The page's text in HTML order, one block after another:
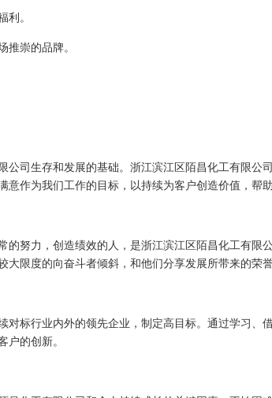
利。
推崇的品牌。
公司生存和发展的基础。浙江滨江区陌昌化工有限
意作为我们工作的目标，以持续为客户创造价值，帮
的努力，创造绩效的人，是浙江滨江区陌昌化工有
大限度的向奋斗者倾斜，和他们分享发展所带来的荣
对标行业内外的领先企业，制定高目标。通过学习
户的创新。